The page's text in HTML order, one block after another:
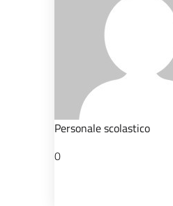
Personale scolastico
0